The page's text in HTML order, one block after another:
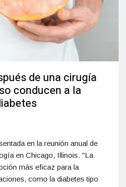
de una cirugía
conducen a la
en la reunión anual de
en Chicago, Illinois. "La
más eficaz para la
como la diabetes tipo